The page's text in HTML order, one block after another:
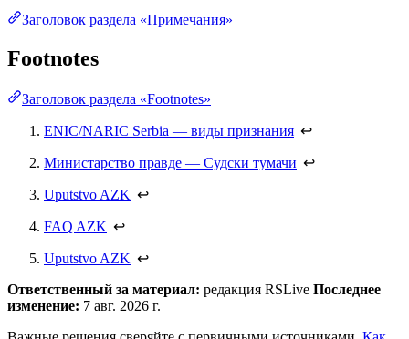
Заголовок раздела «Примечания»
Footnotes
Заголовок раздела «Footnotes»
ENIC/NARIC Serbia — виды признания ↩
Министарство правде — Судски тумачи ↩
Uputstvo AZK ↩
FAQ AZK ↩
Uputstvo AZK ↩
Ответственный за материал: редакция RSLive Последнее
изменение: 7 авг. 2026 г.